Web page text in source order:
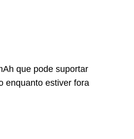
que pode suportar
enquanto estiver fora